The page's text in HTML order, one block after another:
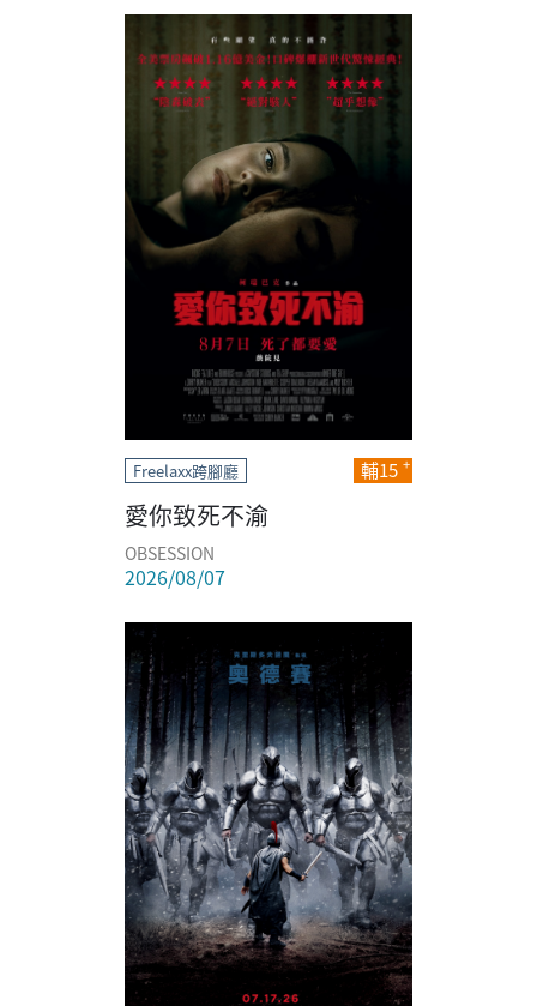
Freelaxx跨腳廳 輔15
愛你致死不渝
OBSESSION
2026/08/07